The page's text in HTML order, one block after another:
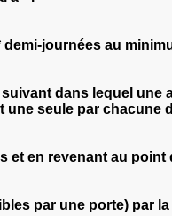
journées au
dans lequel une
seule par chacune
et en revenant au point
par une porte) par